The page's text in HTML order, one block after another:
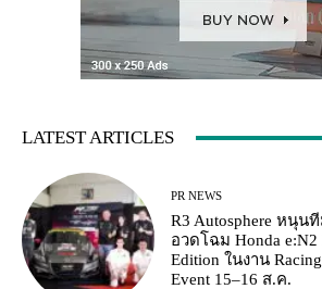
LATEST ARTICLES
PR NEWS
R3 Autosphere หนุน
อวดโฉม Honda e:N2
Edition ในงาน
Event 15–16 ส.ค.